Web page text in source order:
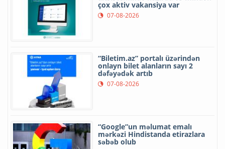
çox aktiv vakansiya var
07-08-2026
“Biletim.az” portalı üzərindən
onlayn bilet alanların sayı 2
dəfəyədək artıb
07-08-2026
“Google”un məlumat emalı
mərkəzi Hindistanda etirazlara
səbəb olub